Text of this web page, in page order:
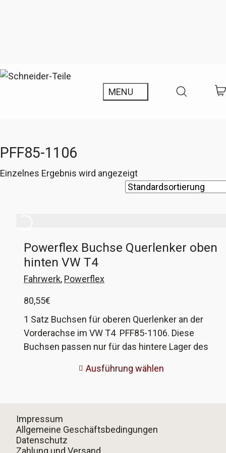
PFF85-1106
Einzelnes Ergebnis wird angezeigt
Powerflex Buchse Querlenker oben
hinten VW T4
Fahrwerk, Powerflex
80,55€
1 Satz Buchsen für oberen Querlenker an der
Vorderachse im VW T4 PFF85-1106. Diese
Buchsen passen nur für das hintere Lager des
benötigt ihr PFF85-1105. Das bedeutet, ihr habt
schwarz oder grau (Heritage), die Härte ist bei
beiden identisch. Viele Worte brauche ich dazu
wohl nicht sagen. Persönlich verbaue ich nur
Ausführung wählen
Impressum
Allgemeine Geschäftsbedingungen
Datenschutz
Zahlung und Versand